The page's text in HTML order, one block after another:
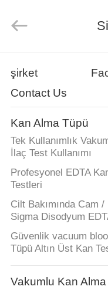
ÜRÜN:%
HAKKIMIZDA
FABRIKA
TURU
KALITE
KONTROL
Co.,
şirket
Contact Us
Kan Alma Tüpü
Tek Kullanımlık
İlaç Test Kullanımı
Profesyonel EDTA
Testleri
Cilt Bakımında Cam
Sigma Disodyum
Güvenlik vacuum
Tüpü Altın Üst Kan
Vakumlu Kan